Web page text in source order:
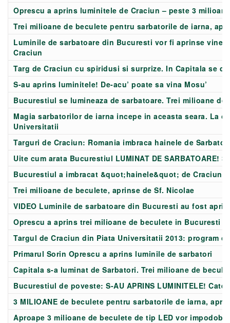
Oprescu a aprins luminitele de Craciun – peste 3
Trei milioane de beculete pentru sarbatorile de iarna,
Luminile de sarbatoare din Bucuresti vor fi aprinse
Craciun
Targ de Craciun cu spiridusi si surprize. In Capitala se
S-au aprins luminitele! De-acu’ poate sa vina Mosu’
Bucurestiul se lumineaza de sarbatoare. Trei milioane
Magia sarbatorilor de iarna incepe in aceasta seara. La
Universitatii
Targuri de Craciun: Romania imbraca hainele de
Uite cum arata Bucurestiul LUMINAT DE SARBATOARE!
Bucurestiul a imbracat &quot;hainele&quot; de Craciun.
Trei milioane de beculete, aprinse de Sf. Nicolae
VIDEO Luminile de sarbatoare din Bucuresti au fost
Oprescu a aprins trei milioane de beculete in Bucuresti
Targul de Craciun din Piata Universitatii 2013: program
Primarul Sorin Oprescu a aprins luminile de sarbatori
Capitala s-a luminat de Sarbatori. Trei milioane de
Bucurestiul de poveste: S-AU APRINS LUMINITELE!
3 MILIOANE de beculete pentru sarbatorile de iarna,
Aproape 3 milioane de beculete de tip LED vor impodobi